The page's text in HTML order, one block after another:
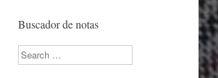
Buscador de notas
Search